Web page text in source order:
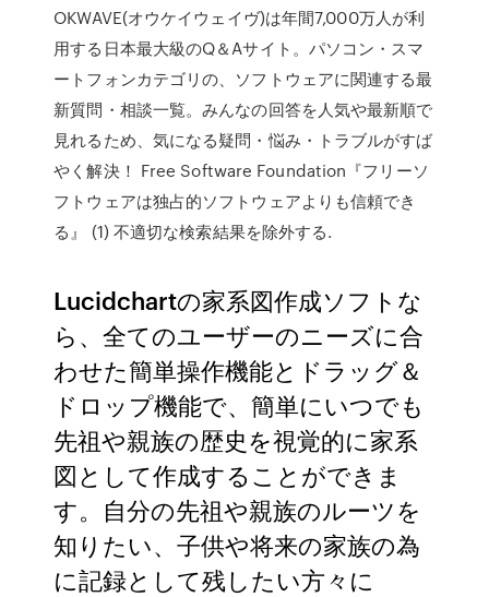
OKWAVE(オウケイウェイヴ)は年間7,000万人が利
用する日本最大級のQ＆Aサイト。パソコン・スマ
ートフォンカテゴリの、ソフトウェアに関連する最
新質問・相談一覧。みんなの回答を人気や最新順で
見れるため、気になる疑問・悩み・トラブルがすば
やく解決！ Free Software Foundation『フリーソ
フトウェアは独占的ソフトウェアよりも信頼でき
る』 (1) 不適切な検索結果を除外する.
Lucidchartの家系図作成ソフトな
ら、全てのユーザーのニーズに合
わせた簡単操作機能とドラッグ＆
ドロップ機能で、簡単にいつでも
先祖や親族の歴史を視覚的に家系
図として作成することができま
す。自分の先祖や親族のルーツを
知りたい、子供や将来の家族の為
に記録として残したい方々に